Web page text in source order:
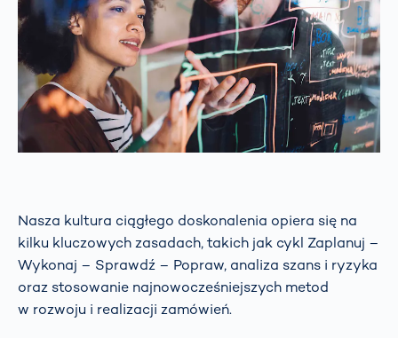
Nasza kultura ciągłego doskonalenia opiera się na
kilku kluczowych zasadach, takich jak cykl Zaplanuj –
Wykonaj – Sprawdź – Popraw, analiza szans i ryzyka
oraz stosowanie najnowocześniejszych metod
w rozwoju i realizacji zamówień.